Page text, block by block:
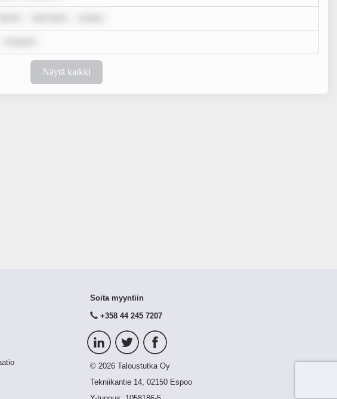
Näytä kaikki
Soita myyntiin
+358 44 245 7207
© 2026 Taloustutka Oy
Tekniikantie 14, 02150 Espoo